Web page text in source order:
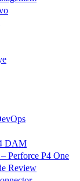
DAM
Perforce P4 One
Review